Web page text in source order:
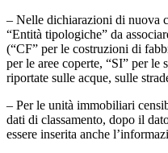
– Nelle dichiarazioni di nuova
“Entità tipologiche” da
(“CF” per le costruzioni di
per le aree coperte, “SI” per le
riportate sulle acque, sulle
– Per le unità immobiliari
dati di classamento, dopo il
essere inserita anche